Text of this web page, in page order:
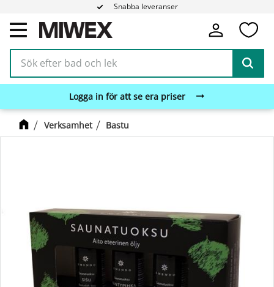
Meny
Snabba leveranser
Logga in för att se era priser
Verksamhet Bastu